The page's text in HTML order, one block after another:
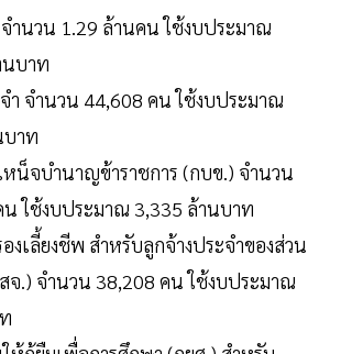
จำนวน 1.29 ล้านคน ใช้งบประมาณ
นบาท
ำ จำนวน 44,608 คน ใช้งบประมาณ
บาท
น็จบำนาญข้าราชการ (กบข.) จำนวน
น ใช้งบประมาณ 3,335 ล้านบาท
งเลี้ยงชีพ สำหรับลูกจ้างประจำของส่วน
จ.) จำนวน 38,208 คน ใช้งบประมาณ